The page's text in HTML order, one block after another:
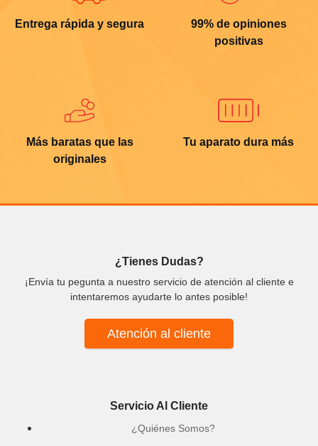
Entrega rápida y segura
99% de opiniones
positivas
Más baratas que las
originales
Tu aparato dura más
¿Tienes Dudas?
¡Envía tu pegunta a nuestro servicio de atención al cliente e
intentaremos ayudarte lo antes posible!
Atención al cliente
Servicio Al Cliente
¿Quiénes Somos?